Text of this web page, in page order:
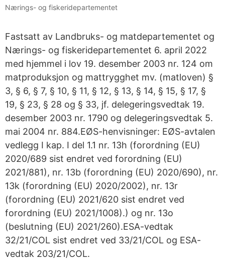
Nærings- og fiskeridepartementet
Fastsatt av Landbruks- og matdepartementet og
Nærings- og fiskeridepartementet 6. april 2022
med hjemmel i lov 19. desember 2003 nr. 124 om
matproduksjon og mattrygghet mv. (matloven) §
3, § 6, § 7, § 10, § 11, § 12, § 13, § 14, § 15, § 17, §
19, § 23, § 28 og § 33, jf. delegeringsvedtak 19.
desember 2003 nr. 1790 og delegeringsvedtak 5.
mai 2004 nr. 884.EØS-henvisninger: EØS-avtalen
vedlegg I kap. I del 1.1 nr. 13h (forordning (EU)
2020/689 sist endret ved forordning (EU)
2021/881), nr. 13b (forordning (EU) 2020/690), nr.
13k (forordning (EU) 2020/2002), nr. 13r
(forordning (EU) 2021/620 sist endret ved
forordning (EU) 2021/1008).) og nr. 13o
(beslutning (EU) 2021/260).ESA-vedtak
32/21/COL sist endret ved 33/21/COL og ESA-
vedtak 203/21/COL.